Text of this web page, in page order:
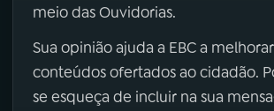
meio das Ouvidorias.
Sua opinião ajuda a EBC a
conteúdos ofertados ao cidadão.
se esqueça de incluir na sua